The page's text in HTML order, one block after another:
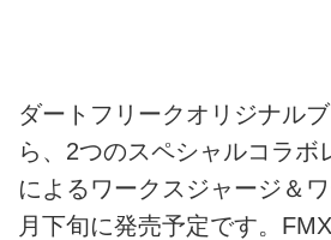
ダートフリークオリジナル
ら、2つのスペシャルコラボ
によるワークスジャージ＆
月下旬に発売予定です。